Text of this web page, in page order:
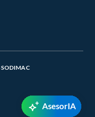
SODIMAC
AsesorIA